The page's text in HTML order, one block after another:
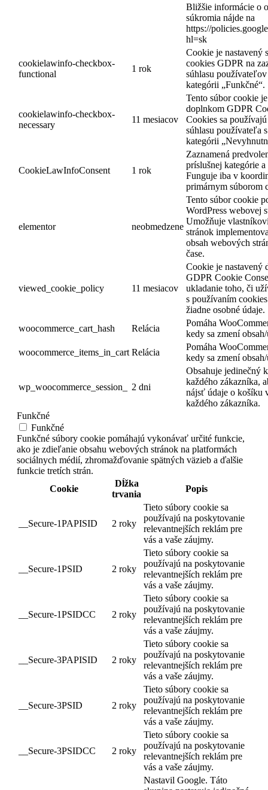
Bližšie informácie o
súkromia nájde na
https://
hl=sk
cookielawinfo-checkbox-
functional
1 rok
Cookie je nastavený
cookies GDPR na
súhlasu
kategórii „Funkčné“.
cookielawinfo-checkbox-
necessary
11 mesiacov
Tento súbor cookie
doplnkom GDPR
Cookies sa
súhlasu používateľa
kategórii
CookieLawInfoConsent 1 rok
Zaznamená
príslušnej kategórie
Funguje iba v
primárnym súborom
elementor neobmedzene
Tento súbor cookie
WordPress webovej
Umožňuje
stránok
obsah webových
čase.
viewed_cookie_policy 11 mesiacov
Cookie je nastavený
GDPR Cookie
ukladanie toho, či
s používaním
žiadne osobné údaje.
woocommerce_cart_hash
Relácia
Pomáha
kedy sa zmení
woocommerce_items_in_cart Relácia
Pomáha
kedy sa zmení
wp_woocommerce_session_ 2 dni
Obsahuje jedinečný
každého zákazníka,
nájsť údaje o košíku
každého zákazníka.
Funkčné
Funkčné
Funkčné súbory cookie pomáhajú vykonávať určité funkcie,
ako je zdieľanie obsahu webových stránok na platformách
sociálnych médií, zhromažďovanie spätných väzieb a ďalšie
funkcie tretích strán.
Cookie
Dĺžka
trvania
Popis
__Secure-1PAPISID 2 roky
Tieto súbory cookie sa
používajú na poskytovanie
relevantnejších reklám pre
vás a vaše záujmy.
__Secure-1PSID 2 roky
Tieto súbory cookie sa
používajú na poskytovanie
relevantnejších reklám pre
vás a vaše záujmy.
__Secure-1PSIDCC 2 roky
Tieto súbory cookie sa
používajú na poskytovanie
relevantnejších reklám pre
vás a vaše záujmy.
__Secure-3PAPISID 2 roky
Tieto súbory cookie sa
používajú na poskytovanie
relevantnejších reklám pre
vás a vaše záujmy.
__Secure-3PSID 2 roky
Tieto súbory cookie sa
používajú na poskytovanie
relevantnejších reklám pre
vás a vaše záujmy.
__Secure-3PSIDCC 2 roky
Tieto súbory cookie sa
používajú na poskytovanie
relevantnejších reklám pre
vás a vaše záujmy.
Nastavil Google. Táto